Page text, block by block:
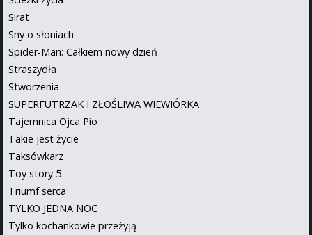
Sirat
Sny o słoniach
Spider-Man: Całkiem nowy dzień
Straszydła
Stworzenia
SUPERFUTRZAK I ZŁOŚLIWA WIEWIÓRKA
Tajemnica Ojca Pio
Takie jest życie
Taksówkarz
Toy story 5
Triumf serca
TYLKO JEDNA NOC
Tylko kochankowie przeżyją